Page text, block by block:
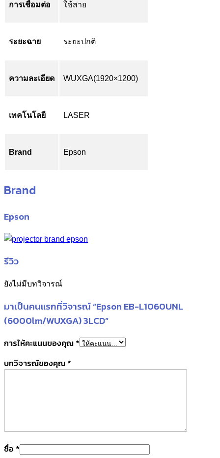
การเชื่อมต่อ ใช้สาย
ระยะฉาย ระยะปกติ
ความละเอียด WUXGA(1920×1200)
เทคโนโลยี LASER
Brand Epson
Brand
Epson
รีวิว
ยังไม่มีบทวิจารณ์
มาเป็นคนแรกที่วิจารณ์ “Epson EB-L1060UNL
(6000lm/WUXGA) 3LCD”
การให้คะแนนของคุณ *
บทวิจารณ์ของคุณ *
ชื่อ *